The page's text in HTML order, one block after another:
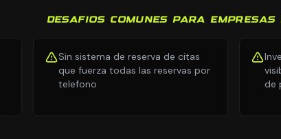
DESAFIOS COMUNES PARA
Sin sistema de reserva de citas
que fuerza todas las reservas por
telefono
de